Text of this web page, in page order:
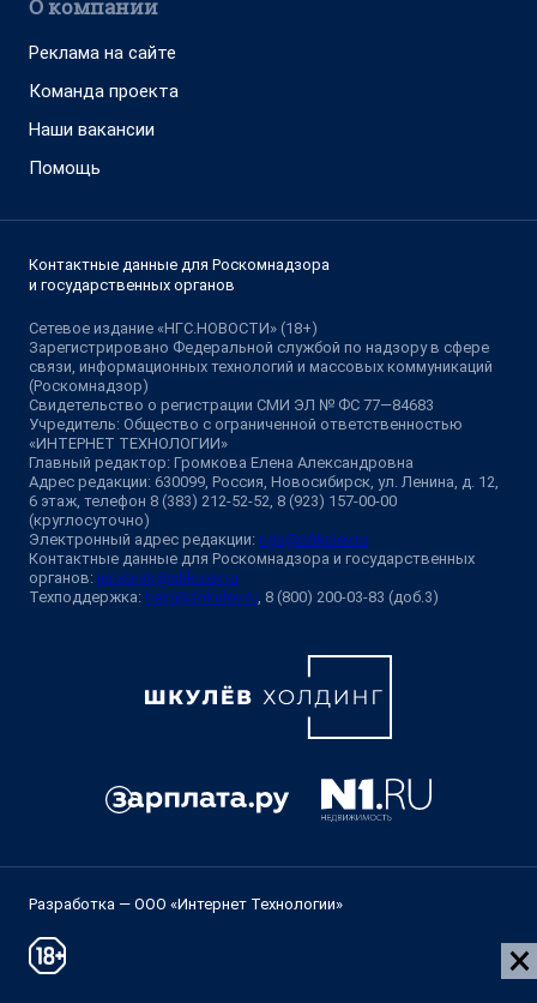
О компании
Реклама на сайте
Команда проекта
Наши вакансии
Помощь
Контактные данные для Роскомнадзора
и государственных органов
Сетевое издание «НГС.НОВОСТИ» (18+)
Зарегистрировано Федеральной службой по надзору в сфере
связи, информационных технологий и массовых коммуникаций
(Роскомнадзор)
Свидетельство о регистрации СМИ ЭЛ № ФС 77—84683
Учредитель: Общество с ограниченной ответственностью
«ИНТЕРНЕТ ТЕХНОЛОГИИ»
Главный редактор: Громкова Елена Александровна
Адрес редакции: 630099, Россия, Новосибирск, ул. Ленина, д. 12,
6 этаж, телефон 8 (383) 212-52-52, 8 (923) 157-00-00
(круглосуточно)
Электронный адрес редакции: ngs@shkulev.ru
Контактные данные для Роскомнадзора и государственных
органов: juristnsk@shkulev.ru
Техподдержка: help@shkulev.ru , 8 (800) 200-03-83 (доб.3)
Разработка — ООО «Интернет Технологии»